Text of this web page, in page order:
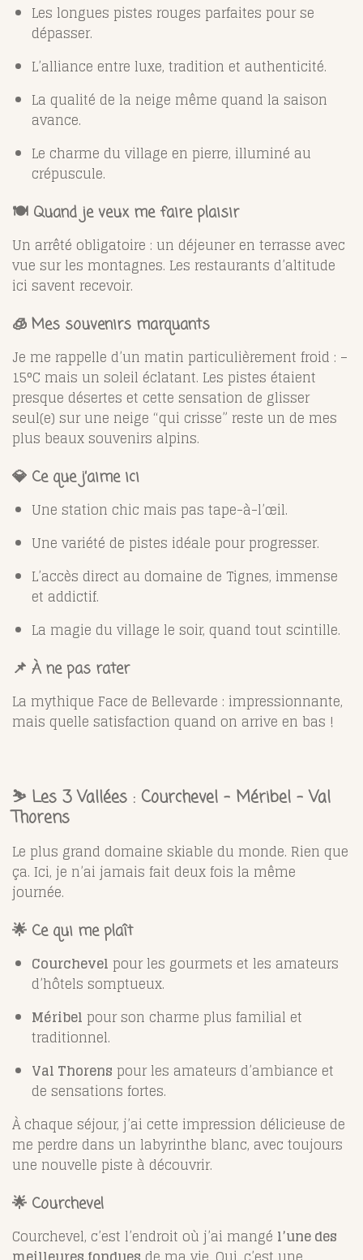
Les longues pistes rouges parfaites pour se
dépasser.
L’alliance entre luxe, tradition et authenticité.
La qualité de la neige même quand la saison
avance.
Le charme du village en pierre, illuminé au
crépuscule.
🍽️ Quand je veux me faire plaisir
Un arrêté obligatoire : un déjeuner en terrasse avec
vue sur les montagnes. Les restaurants d’altitude
ici savent recevoir.
🧊 Mes souvenirs marquants
Je me rappelle d’un matin particulièrement froid : –
15°C mais un soleil éclatant. Les pistes étaient
presque désertes et cette sensation de glisser
seul(e) sur une neige “qui crisse” reste un de mes
plus beaux souvenirs alpins.
💎 Ce que j’aime ici
Une station chic mais pas tape-à-l’œil.
Une variété de pistes idéale pour progresser.
L’accès direct au domaine de Tignes, immense
et addictif.
La magie du village le soir, quand tout scintille.
📌 À ne pas rater
La mythique Face de Bellevarde : impressionnante,
mais quelle satisfaction quand on arrive en bas !
⛷️ Les 3 Vallées : Courchevel – Méribel – Val
Thorens
Le plus grand domaine skiable du monde. Rien que
ça. Ici, je n’ai jamais fait deux fois la même
journée.
🌟 Ce qui me plaît
Courchevel pour les gourmets et les amateurs
d’hôtels somptueux.
Méribel pour son charme plus familial et
traditionnel.
Val Thorens pour les amateurs d’ambiance et
de sensations fortes.
À chaque séjour, j’ai cette impression délicieuse de
me perdre dans un labyrinthe blanc, avec toujours
une nouvelle piste à découvrir.
🌟 Courchevel
Courchevel, c’est l’endroit où j’ai mangé l’une des